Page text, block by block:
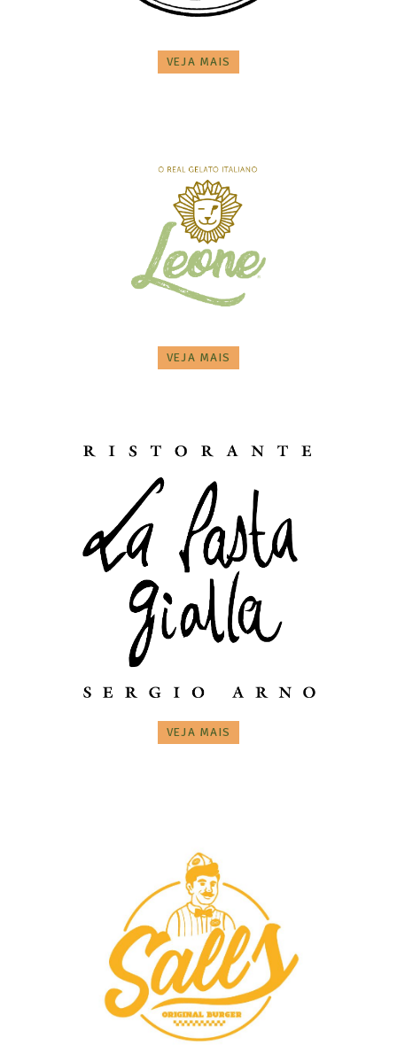
VEJA MAIS
VEJA MAIS
VEJA MAIS